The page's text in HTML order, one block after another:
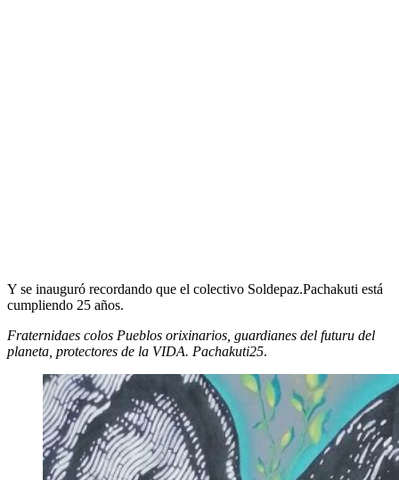
Y se inauguró recordando que el colectivo Soldepaz.Pachakuti está
cumpliendo 25 años.
Fraternidaes colos Pueblos orixinarios, guardianes del futuru del
planeta, protectores de la VIDA. Pachakuti25.